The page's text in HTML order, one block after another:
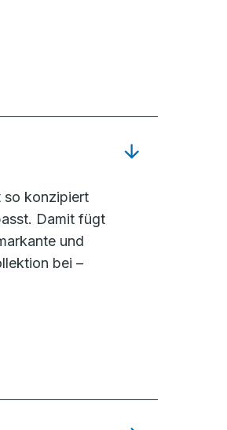
so konzipiert
Damit fügt
und
bei –